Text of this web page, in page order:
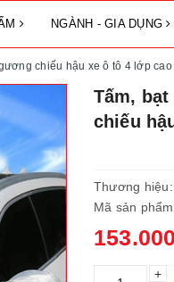
NGÀNH - GIA DỤNG
chiếu hậu xe ô tô 4 lớp cao
Tấm,
chiếu
Thương hiệu:
Mã sản
+